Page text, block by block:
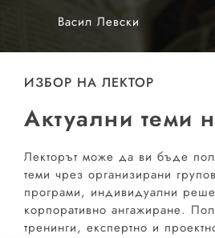
Васил Левски
ИЗБОР НА ЛЕКТОР
Актуални теми
Лекторът може да ви бъде
теми чрез организирани
програми, индивидуални
корпоративно ангажиране.
тренинги, експертно и